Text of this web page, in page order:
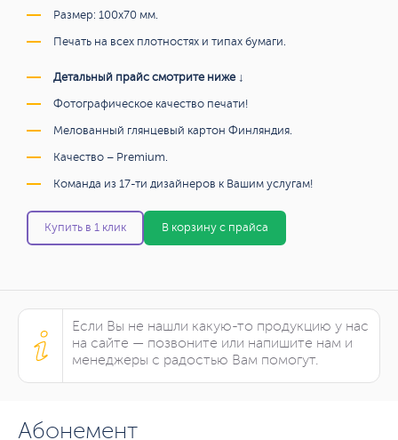
Размер: 100x70 мм.
Печать на всех плотностях и типах бумаги.
Детальный прайс смотрите ниже ↓
Фотографическое качество печати!
Мелованный глянцевый картон Финляндия.
Качество – Premium.
Команда из 17-ти дизайнеров к Вашим услугам!
Купить в 1 клик В корзину с прайса
Если Вы не нашли какую-то продукцию у нас
на сайте — позвоните или напишите нам и
менеджеры с радостью Вам помогут.
Абонемент